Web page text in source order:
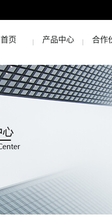
首页 产品中心 合作